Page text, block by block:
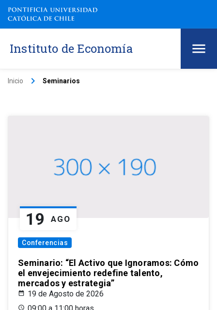
Instituto de Economía
Inicio keyboard_arrow_right Seminarios
19 AGO
Conferencias
Seminario: “El Activo que Ignoramos: Cómo
el envejecimiento redefine talento,
mercados y estrategia”
19 de Agosto de 2026